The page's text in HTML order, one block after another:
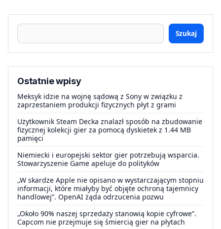
Szukaj
Ostatnie wpisy
Meksyk idzie na wojnę sądową z Sony w związku z
zaprzestaniem produkcji fizycznych płyt z grami
Użytkownik Steam Decka znalazł sposób na zbudowanie
fizycznej kolekcji gier za pomocą dyskietek z 1.44 MB
pamięci
Niemiecki i europejski sektor gier potrzebują wsparcia.
Stowarzyszenie Game apeluje do polityków
„W skardze Apple nie opisano w wystarczającym stopniu
informacji, które miałyby być objęte ochroną tajemnicy
handlowej”. OpenAI żąda odrzucenia pozwu
„Około 90% naszej sprzedaży stanowią kopie cyfrowe”.
Capcom nie przejmuje się śmiercią gier na płytach